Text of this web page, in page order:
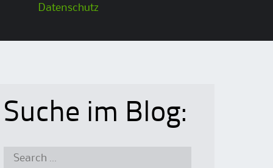
Datenschutz
Suche im Blog:
Search